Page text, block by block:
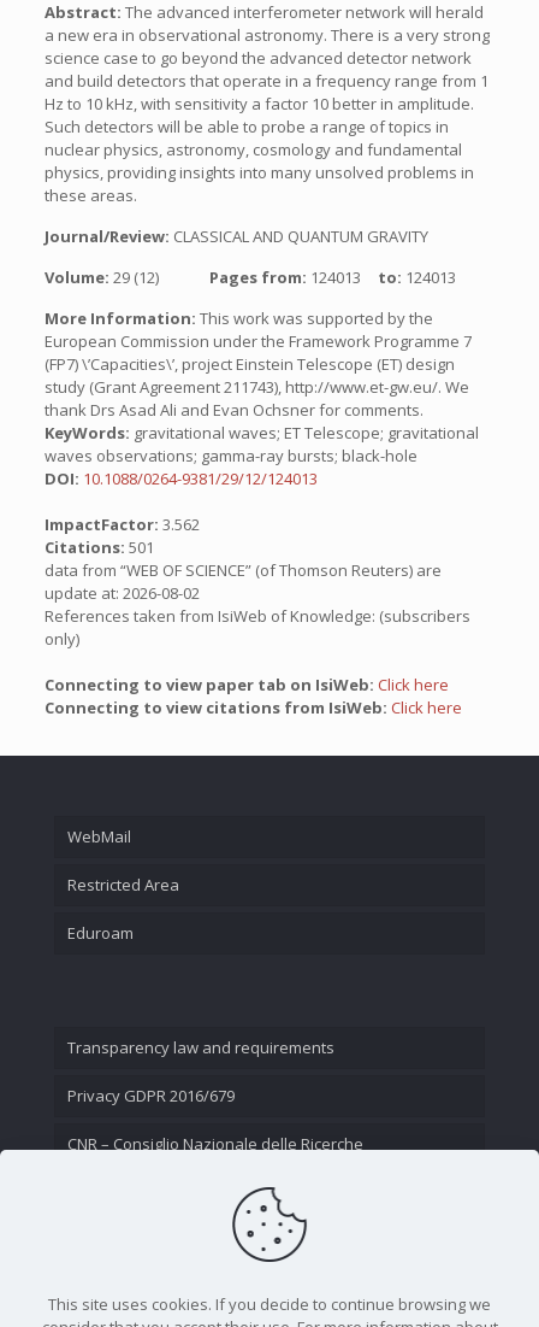
Abstract: The advanced interferometer network will herald
a new era in observational astronomy. There is a very strong
science case to go beyond the advanced detector network
and build detectors that operate in a frequency range from 1
Hz to 10 kHz, with sensitivity a factor 10 better in amplitude.
Such detectors will be able to probe a range of topics in
nuclear physics, astronomy, cosmology and fundamental
physics, providing insights into many unsolved problems in
these areas.
Journal/Review: CLASSICAL AND QUANTUM GRAVITY
Volume: 29 (12) Pages from: 124013 to: 124013
More Information: This work was supported by the
European Commission under the Framework Programme 7
(FP7) \’Capacities\’, project Einstein Telescope (ET) design
study (Grant Agreement 211743), http://www.et-gw.eu/. We
thank Drs Asad Ali and Evan Ochsner for comments.
KeyWords: gravitational waves; ET Telescope; gravitational
waves observations; gamma-ray bursts; black-hole
DOI: 10.1088/0264-9381/29/12/124013
ImpactFactor: 3.562
Citations: 501
data from “WEB OF SCIENCE” (of Thomson Reuters) are
update at: 2026-08-02
References taken from IsiWeb of Knowledge: (subscribers
only)
Connecting to view paper tab on IsiWeb: Click here
Connecting to view citations from IsiWeb: Click here
WebMail
Restricted Area
Eduroam
Transparency law and requirements
Privacy GDPR 2016/679
CNR – Consiglio Nazionale delle Ricerche
This site uses cookies. If you decide to continue browsing we